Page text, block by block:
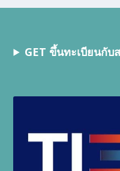
GET ขึ้นทะเบียนกั